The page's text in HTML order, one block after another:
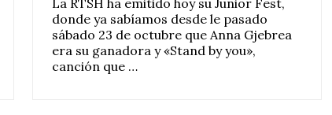
donde ya sabíamos desde le pasado
sábado 23 de octubre que Anna Gjebrea
era su ganadora y «Stand by you»,
canción que …